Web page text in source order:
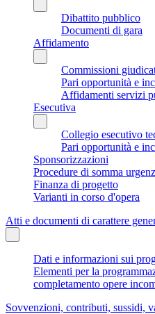
Dibattito pubblico
Documenti di gara
Affidamento
Commissioni
Pari opportunità e
Affidamenti servizi
Esecutiva
Collegio esecutivo
Pari opportunità e
Sponsorizzazioni
Procedure di somma
Finanza di progetto
Varianti in corso d'opera
Atti e documenti di carattere
Dati e informazioni sui
Elementi per la
completamento opere
Sovvenzioni, contributi, sussidi,